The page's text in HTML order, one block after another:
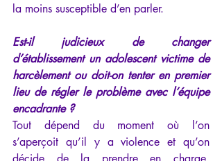
la moins susceptible d’en parler.
Est-il judicieux de changer
d’établissement un adolescent victime de
harcèlement ou doit-on tenter en premier
lieu de régler le problème avec l’équipe
encadrante ?
Tout dépend du moment où l’on
s’aperçoit qu’il y a violence et qu’on